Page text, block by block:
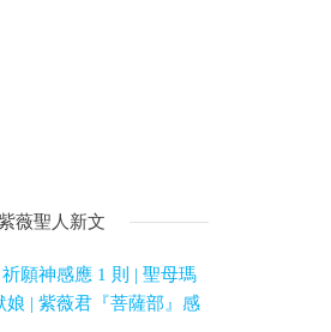
薇聖人新文
祈願神感應 1 則 | 聖母瑪
娘 | 紫薇君『菩薩部』感